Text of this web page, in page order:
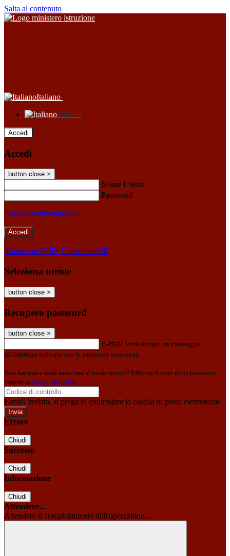
Salta al contenuto
Italiano
Italiano
Accedi
Accedi
button close ×
Nome Utente
Password
Password dimenticata?
-
Entra con SPID Entra con CIE
Seleziona utente
button close ×
Recupero password
button close ×
E-mail Verrà inviato un messaggio
all'indirizzo indicato con le istruzioni necessarie.
Non hai una e-mail associata al nome utente? Effettua il reset della password
tramite la Login Spaggiari
E-mail inviata, si prega di controllare la casella di posta elettronica!
Errore
Chiudi
Successo
Chiudi
Informazione
Chiudi
Attendere...
Attendere il completamento dell'operazione...